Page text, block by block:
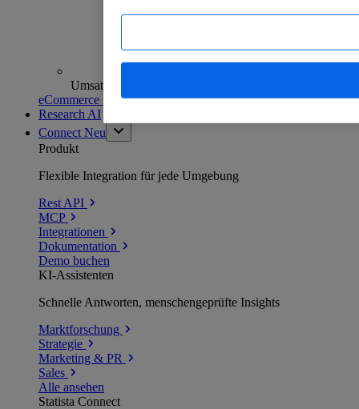
Umsatzanalysen und -prognosen
eCommerce Insights entdecken
Research AI
Connect Neu
Produkt
Flexible Integration für jede Umgebung
Rest API
MCP
Integrationen
Dokumentation
Demo buchen
KI-Assistenten
Schnelle Antworten, menschengeprüfte Insights
Marktforschung
Strategie
Marketing & PR
Sales
Alle ansehen
Statista Connect